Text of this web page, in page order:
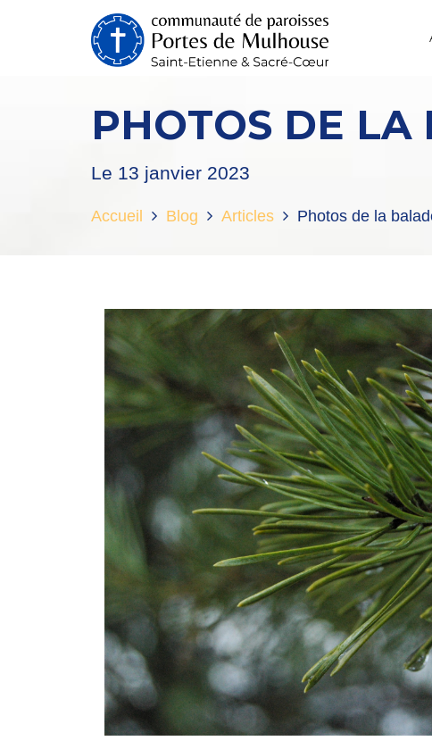
PHOTOS DE
Le 13 janvier 2023
Accueil Blog Articles Photos de la